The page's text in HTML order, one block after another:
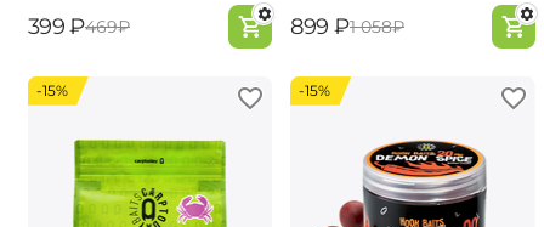
‍399‍ ₽‍469‍₽ ‍899‍ ₽‍1 058‍₽
-15% -15%